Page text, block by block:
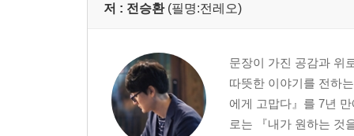
저 : 전승환 (필명:전레오)
문장이 가진 공감과 위
따뜻한 이야기를 전하
에게 고맙다』를 7년
로는 『내가 원하는 것